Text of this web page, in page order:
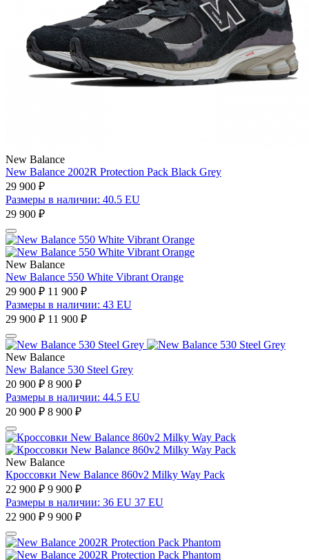
New Balance
New Balance 2002R Protection Pack Black Grey
29 900 ₽
Размеры в наличии: 40.5 EU
29 900 ₽
New Balance
New Balance 550 White Vibrant Orange
29 900 ₽ 11 900 ₽
Размеры в наличии: 43 EU
29 900 ₽ 11 900 ₽
New Balance
New Balance 530 Steel Grey
20 900 ₽ 8 900 ₽
Размеры в наличии: 44.5 EU
20 900 ₽ 8 900 ₽
New Balance
Кроссовки New Balance 860v2 Milky Way Pack
22 900 ₽ 9 900 ₽
Размеры в наличии: 36 EU 37 EU
22 900 ₽ 9 900 ₽